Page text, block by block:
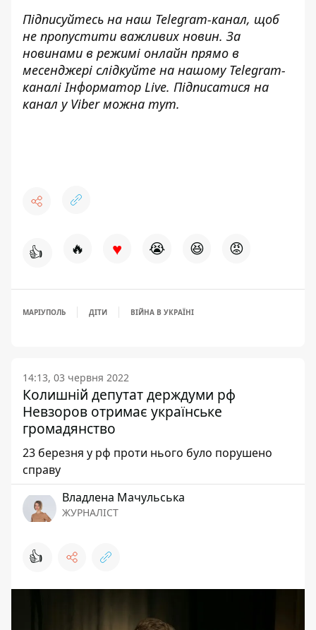
Підписуйтесь на наш Telegram-канал, щоб
не пропустити важливих новин. За
новинами в режимі онлайн прямо в
месенджері слідкуйте на нашому Telegram-
каналі Інформатор Live. Підписатися на
канал у Viber можна тут.
👍 🔥 ♥ 😭 😆 😡
МАРІУПОЛЬ ДІТИ ВІЙНА В УКРАЇНІ
14:13, 03 червня 2022
Колишній депутат держдуми рф
Невзоров отримає українське
громадянство
23 березня у рф проти нього було порушено
справу
Владлена Мачульська
ЖУРНАЛІСТ
👍